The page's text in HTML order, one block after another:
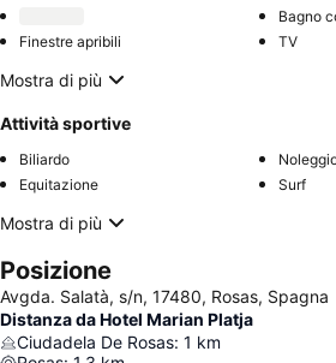
Bagno
Finestre apribili
TV
Mostra di più
Attività sportive
Biliardo
Equitazione
Surf
Mostra di più
Posizione
Avgda. Salatà, s/n, 17480, Rosas, Spagna
Distanza da Hotel Marian Platja
Ciudadela De Rosas: 1 km